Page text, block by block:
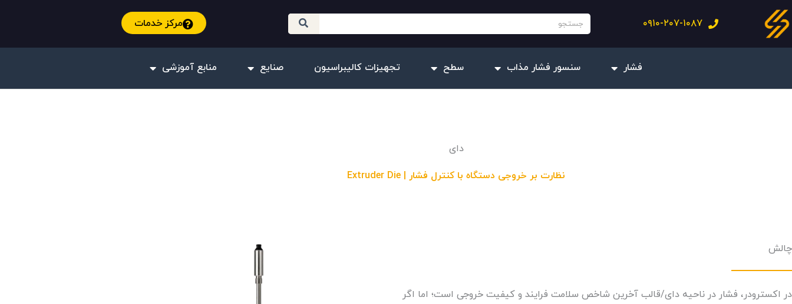
رفتن
به
محتوا
۰۹۱۰-۲۰۷-۱۰۸۷ جستجو مرکز خدمات
فشار سنسور فشار مذاب سطح تجهیزات کالیبراسیون صنایع منابع آموزشی
دای
نظارت بر خروجی دستگاه با کنترل فشار | Extruder Die
چالش
در اکسترودر، فشار در ناحیه دای/قالب آخرین شاخص سلامت فرایند و کیفیت خروجی است؛ اما اگر